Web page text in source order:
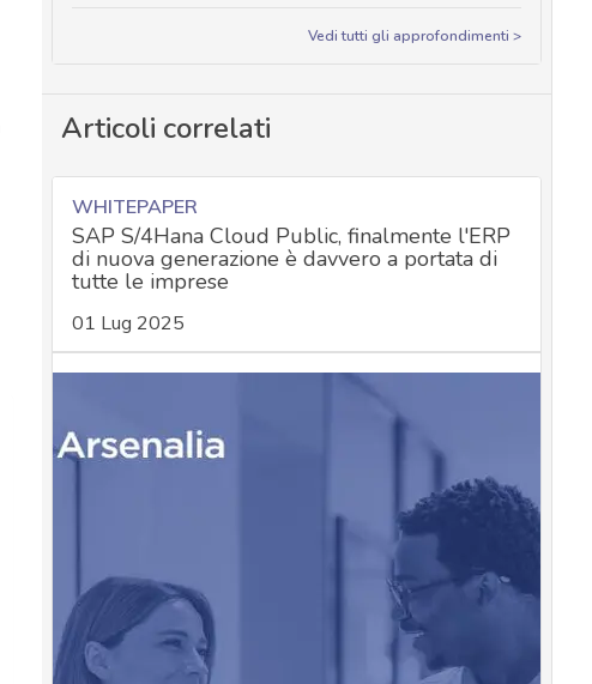
Vedi tutti gli approfondimenti >
Articoli correlati
WHITEPAPER
SAP S/4Hana Cloud Public, finalmente l'ERP
di nuova generazione è davvero a portata di
tutte le imprese
01 Lug 2025